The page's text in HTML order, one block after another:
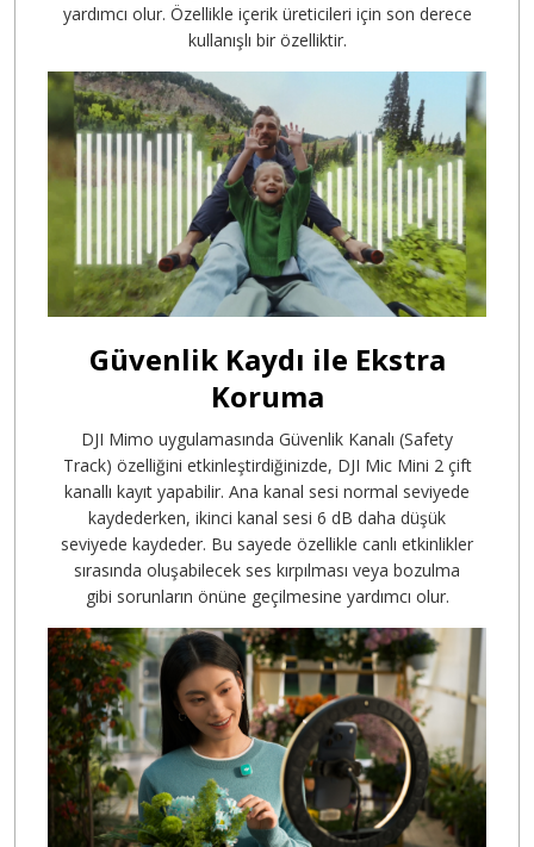
yardımcı olur. Özellikle içerik üreticileri için son derece
kullanışlı bir özelliktir.
Güvenlik Kaydı ile Ekstra
Koruma
DJI Mimo uygulamasında Güvenlik Kanalı (Safety
Track) özelliğini etkinleştirdiğinizde, DJI Mic Mini 2 çift
kanallı kayıt yapabilir. Ana kanal sesi normal seviyede
kaydederken, ikinci kanal sesi 6 dB daha düşük
seviyede kaydeder. Bu sayede özellikle canlı etkinlikler
sırasında oluşabilecek ses kırpılması veya bozulma
gibi sorunların önüne geçilmesine yardımcı olur.